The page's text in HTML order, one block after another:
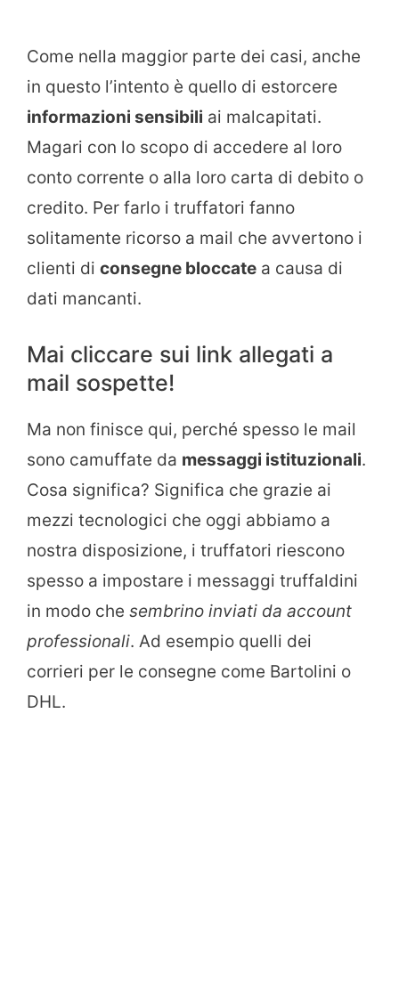
Come nella maggior parte dei casi, anche
in questo l’intento è quello di estorcere
informazioni sensibili ai malcapitati.
Magari con lo scopo di accedere al loro
conto corrente o alla loro carta di debito o
credito. Per farlo i truffatori fanno
solitamente ricorso a mail che avvertono i
clienti di consegne bloccate a causa di
dati mancanti.
Mai cliccare sui link allegati a
mail sospette!
Ma non finisce qui, perché spesso le mail
sono camuffate da messaggi istituzionali.
Cosa significa? Significa che grazie ai
mezzi tecnologici che oggi abbiamo a
nostra disposizione, i truffatori riescono
spesso a impostare i messaggi truffaldini
in modo che sembrino inviati da account
professionali. Ad esempio quelli dei
corrieri per le consegne come Bartolini o
DHL.